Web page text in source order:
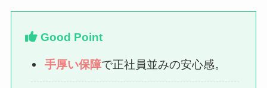
Good Point
手厚い保障で正社員並みの安心感。